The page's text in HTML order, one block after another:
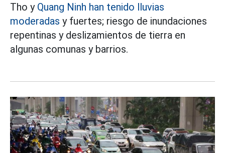
Tho y Quang Ninh han tenido lluvias
moderadas y fuertes; riesgo de inundaciones
repentinas y deslizamientos de tierra en
algunas comunas y barrios.